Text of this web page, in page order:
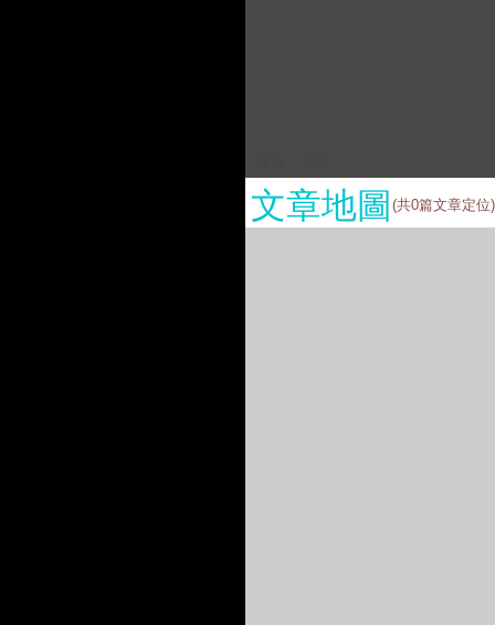
文章地圖 (共0篇文章定位)